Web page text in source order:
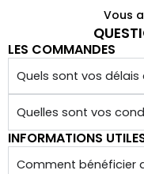
Vous
LES COMMANDES
Quels sont vos délais
Quelles sont vos
INFORMATIONS
Comment bénéficier